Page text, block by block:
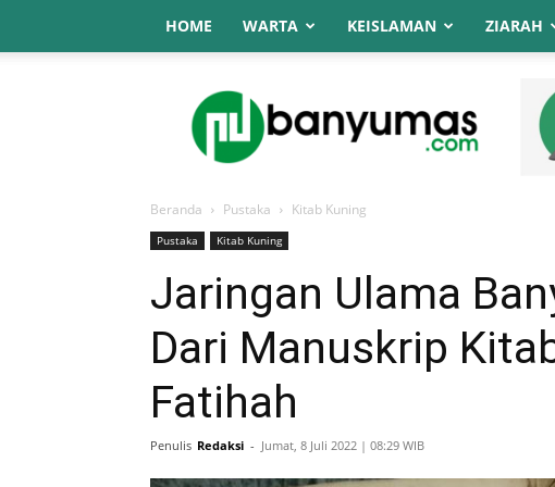
HOME WARTA KEISLAMAN ZIARAH
NU
Online
Banyumas
Beranda Pustaka Kitab Kuning
Pustaka Kitab Kuning
Jaringan Ulama
Dari Manuskrip
Fatihah
Penulis Redaksi - Jumat, 8 Juli 2022 | 08:29 WIB